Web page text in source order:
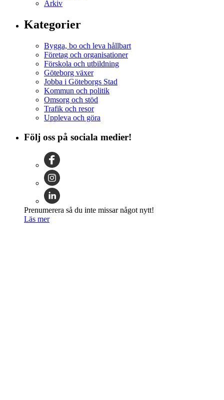
Arkiv
Kategorier
Bygga, bo och leva hållbart
Företag och organisationer
Förskola och utbildning
Göteborg växer
Jobba i Göteborgs Stad
Kommun och politik
Omsorg och stöd
Trafik och resor
Uppleva och göra
Följ oss på sociala medier!
Prenumerera så du inte missar något nytt!
Läs mer